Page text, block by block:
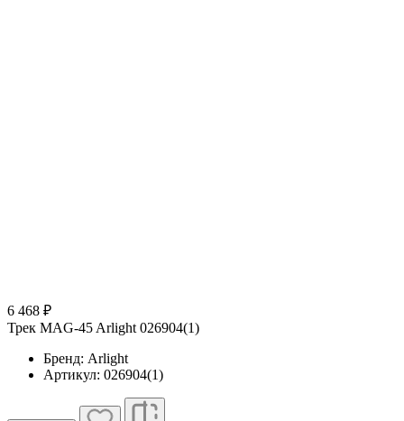
6 468 ₽
Трек MAG-45 Arlight 026904(1)
Бренд: Arlight
Артикул: 026904(1)